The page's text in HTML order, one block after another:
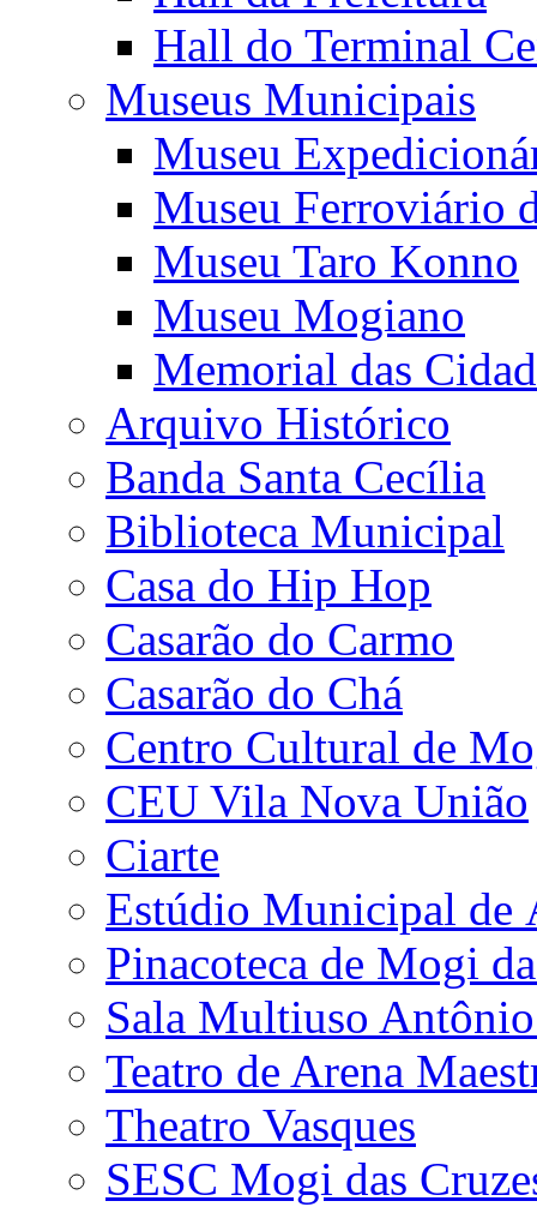
Hall do Terminal
Museus Municipais
Museu
Museu Ferroviário
Museu Taro Konno
Museu Mogiano
Memorial das
Arquivo Histórico
Banda Santa Cecília
Biblioteca Municipal
Casa do Hip Hop
Casarão do Carmo
Casarão do Chá
Centro Cultural de
CEU Vila Nova União
Ciarte
Estúdio Municipal de
Pinacoteca de Mogi
Sala Multiuso
Teatro de Arena
Theatro Vasques
SESC Mogi das